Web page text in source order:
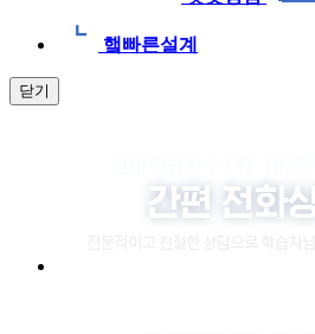
햌빠른설계
닫기